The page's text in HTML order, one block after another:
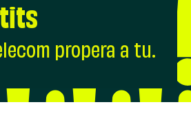
propera a tu.